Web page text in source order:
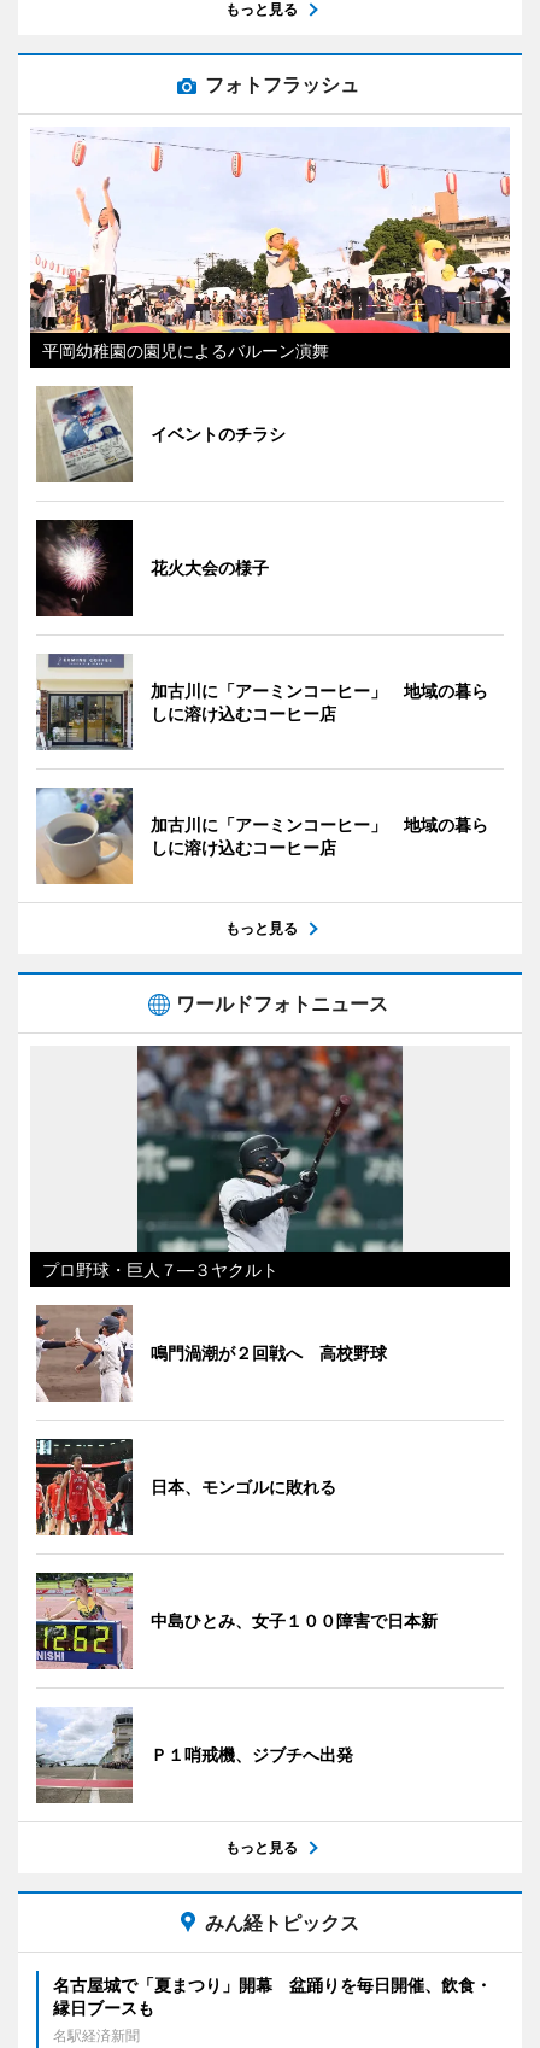
もっと見る
フォトフラッシュ
平岡幼稚園の園児によるバルーン演舞
イベントのチラシ
花火大会の様子
加古川に「アーミンコーヒー」 地域の暮ら
しに溶け込むコーヒー店
加古川に「アーミンコーヒー」 地域の暮ら
しに溶け込むコーヒー店
もっと見る
ワールドフォトニュース
プロ野球・巨人７―３ヤクルト
鳴門渦潮が２回戦へ 高校野球
日本、モンゴルに敗れる
中島ひとみ、女子１００障害で日本新
Ｐ１哨戒機、ジブチへ出発
もっと見る
みん経トピックス
名古屋城で「夏まつり」開幕 盆踊りを毎日開催、飲食・
縁日ブースも
名駅経済新聞